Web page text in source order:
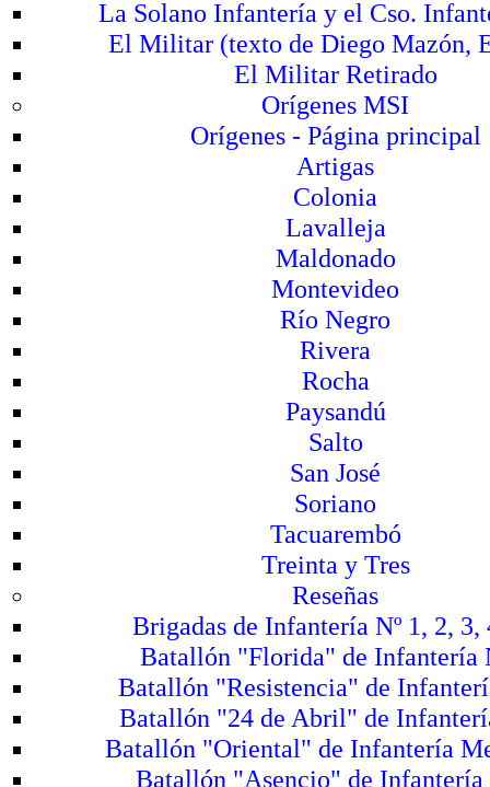
La Solano Infantería y el Cso.
El Militar (texto de Diego Mazón,
El Militar Retirado
Orígenes MSI
Orígenes - Página principal
Artigas
Colonia
Lavalleja
Maldonado
Montevideo
Río Negro
Rivera
Rocha
Paysandú
Salto
San José
Soriano
Tacuarembó
Treinta y Tres
Reseñas
Brigadas de Infantería Nº 1, 2, 3,
Batallón "Florida" de Infantería
Batallón "Resistencia" de
Batallón "24 de Abril" de
Batallón "Oriental" de Infantería
Batallón "Asencio" de Infantería